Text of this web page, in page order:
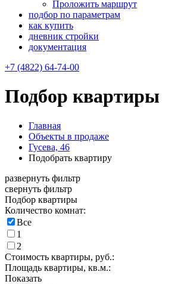
Проложить маршрут
подбор по параметрам
как купить
дневник стройки
документация
+7 (4822) 64-74-00
Подбор квартиры
Главная
Объекты в продаже
Гусева, 46
Подобрать квартиру
развернуть фильтр
свернуть фильтр
Подбор квартиры
Количество комнат:
Все
1
2
Стоимость квартиры, руб.:
Площадь квартиры, кв.м.:
Показать